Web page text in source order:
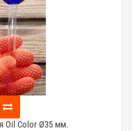
Oil Color Ø35 мм.